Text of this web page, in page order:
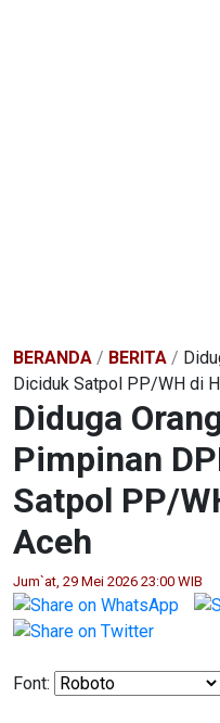
BERANDA / BERITA /
Diciduk Satpol PP/WH di
Diduga
Pimpinan
Satpol PP/
Aceh
Jum`at, 29 Mei 2026 23:00 WIB
Font: